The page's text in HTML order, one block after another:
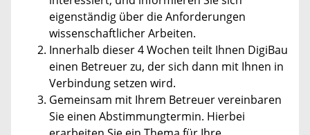
eigenständig über die Anforderungen
wissenschaftlicher Arbeiten.
Innerhalb dieser 4 Wochen teilt Ihnen DigiBau
einen Betreuer zu, der sich dann mit Ihnen in
Verbindung setzen wird.
Gemeinsam mit Ihrem Betreuer vereinbaren
Sie einen Abstimmungtermin. Hierbei